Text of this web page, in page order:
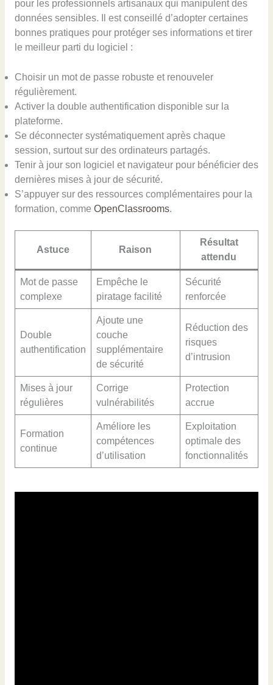
pour les professionnels artisanaux qui manipulent des
données sensibles. Il est conseillé d’adopter certaines
bonnes pratiques pour protéger ses informations et tirer
le meilleur parti du logiciel :
Choisir un mot de passe robuste et renouveler
régulièrement.
Activer la double authentification disponible sur la
plateforme.
Se déconnecter systématiquement après chaque
session, surtout sur des ordinateurs partagés.
Tenir à jour son logiciel et navigateur pour bénéficier des
dernières mises à jour de sécurité.
S’appuyer sur des ressources complémentaires pour la
formation, comme OpenClassrooms.
Astuce Raison
Résultat
attendu
Mot de passe
complexe
Empêche le
piratage facilité
Sécurité
renforcée
Double
authentification
Ajoute une
couche
supplémentaire
de sécurité
Réduction des
risques
d’intrusion
Mises à jour
régulières
Corrige
vulnérabilités
Protection
accrue
Formation
continue
Améliore les
compétences
d’utilisation
Exploitation
optimale des
fonctionnalités